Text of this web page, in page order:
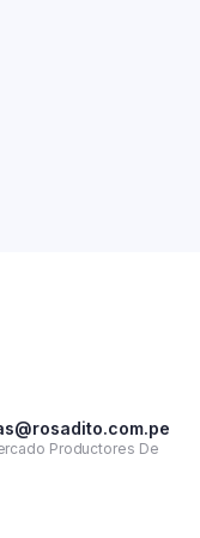
Productores De